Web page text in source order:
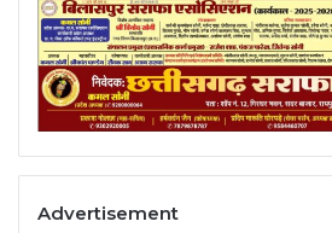
Advertisement